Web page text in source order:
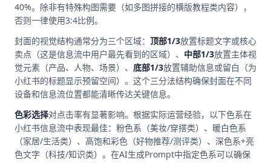
40%。除非有特殊构图需要（如多图拼接的横版教程类内容），
否则一律使用3:4比例。
封面的视觉结构通常分为三个区域： 顶部1/3放置标题文字或核心
卖点（这是信息流中用户最先看到的区域）、 中部1/3放置主体视
觉元素（产品、人物、场景）、 底部1/3放置辅助信息或留白（为
小红书的标题显示预留空间）。这个三分法结构确保封面在不同
设备和信息流位置都能清晰传达关键信息。
色彩选择对点击率有显著影响。根据实际运营经验，以下色系在
小红书信息流中表现最佳：粉色系（美妆/穿搭类）、暖白色系
（家居/生活类）、高饱和彩色（好物推荐/测评类）、深色系+亮
色文字（科技/知识类）。在AI生成Prompt中指定色系可以确保